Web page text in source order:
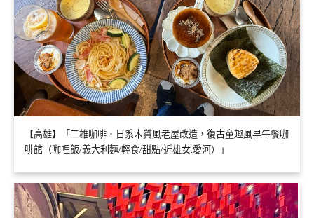
【高雄】「二雄咖啡．日系木質風老屋改造，復古童趣風早午餐咖
啡館（咖哩飯/義大利麵/輕食/甜點/近雄女.愛河）」